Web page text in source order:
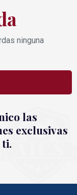
ninguna
las
exclusivas
ti.